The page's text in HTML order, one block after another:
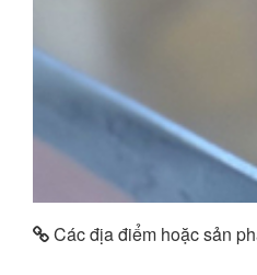
Các địa điểm hoặc sản